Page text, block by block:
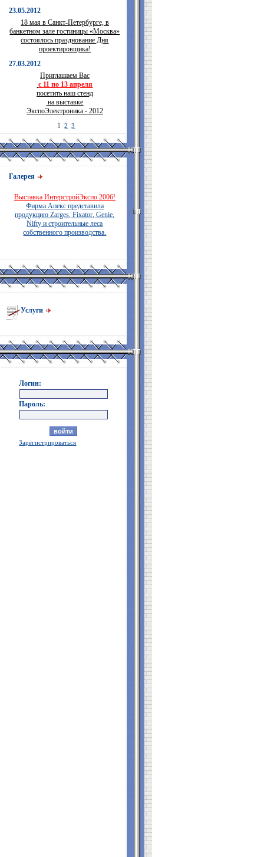
23.05.2012
18 мая в Санкт-Петербурге, в
банкетном зале гостиницы «Москва»
состоялось празднование Дня
проектировщика!
27.03.2012
Приглашаем Вас
с 11 по 13 апреля
посетить наш стенд
на выставке
ЭкспоЭлектроника - 2012
1
2 3
Галерея
Выставка ИнтерстройЭкспо 2006!
Фирма Апекс представила
продукцию Zarges, Fixator, Genie,
Nifty и строительные леса
собственного производства.
Услуги
Логин:
Пароль:
Зарегистрироваться